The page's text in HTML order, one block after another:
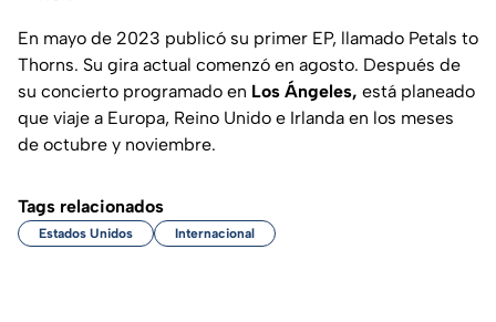
En mayo de 2023 publicó su primer EP, llamado Petals to
Thorns. Su gira actual comenzó en agosto. Después de
su concierto programado en Los Ángeles, está planeado
que viaje a Europa, Reino Unido e Irlanda en los meses
de octubre y noviembre.
Tags relacionados
Estados Unidos Internacional